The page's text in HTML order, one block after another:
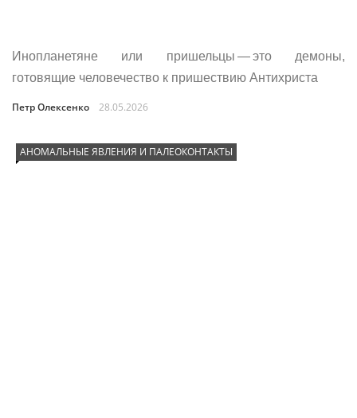
Инопланетяне или пришельцы — это демоны,
готовящие человечество к пришествию Антихриста
Петр Олексенко 28.05.2026
АНОМАЛЬНЫЕ ЯВЛЕНИЯ И ПАЛЕОКОНТАКТЫ